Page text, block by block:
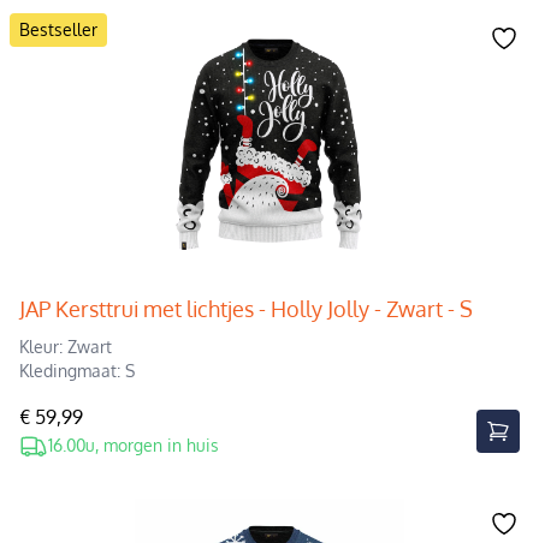
Bestseller
JAP Kersttrui met lichtjes - Holly Jolly - Zwart - S
Kleur: Zwart
Kledingmaat: S
€ 59,99
16.00u, morgen in huis